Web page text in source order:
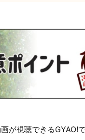
が視聴できるGYAO!